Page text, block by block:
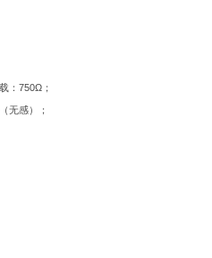
： 750Ω ；
（无感）；